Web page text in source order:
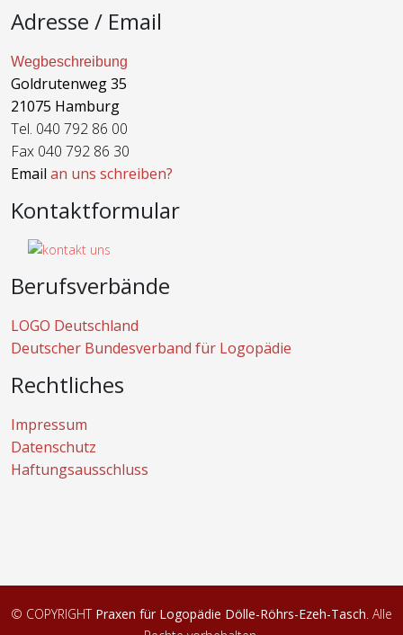
Adresse / Email
Wegbeschreibung
Goldrutenweg 35
21075 Hamburg
Tel. 040 792 86 00
Fax 040 792 86 30
Email an uns schreiben?
Kontaktformular
Berufsverbände
LOGO Deutschland
Deutscher Bundesverband für Logopädie
Rechtliches
Impressum
Datenschutz
Haftungsausschluss
© COPYRIGHT Praxen für Logopädie Dölle-Röhrs-Ezeh-Tasch. Alle